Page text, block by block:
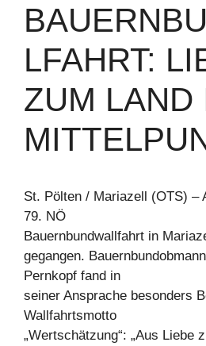
LFAHRT:
ZUM LAND
St. Pölten / Mariazell (OTS) –
79. NÖ
Bauernbundwallfahrt in
gegangen.
Pernkopf fand in
seiner Ansprache besonders
Wallfahrtsmotto
„Wertschätzung“: „Aus Liebe